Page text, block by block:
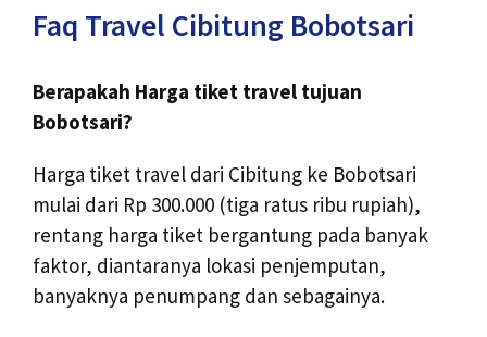
Faq Travel Cibitung Bobotsari
Berapakah Harga tiket travel tujuan
Bobotsari?
Harga tiket travel dari Cibitung ke Bobotsari
mulai dari Rp 300.000 (tiga ratus ribu rupiah),
rentang harga tiket bergantung pada banyak
faktor, diantaranya lokasi penjemputan,
banyaknya penumpang dan sebagainya.